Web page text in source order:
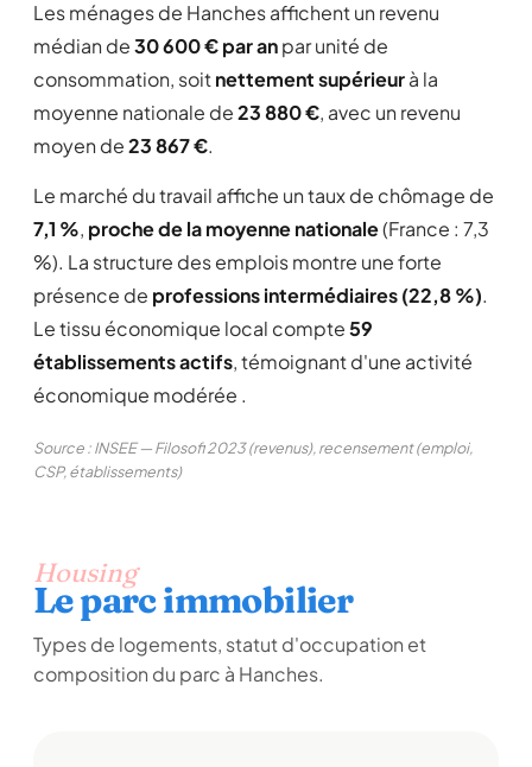
Les ménages de Hanches affichent un revenu
médian de30 600 € par anpar unité de
consommation, soitnettement supérieurà la
moyenne nationale de23 880 €, avec un revenu
moyen de23 867 €.
Le marché du travail affiche un taux de chômage de
7,1 %, proche de la moyenne nationale(France : 7,3
%). La structure des emplois montre une forte
présence de professions intermédiaires (22,8 %).
Le tissu économique local compte59
établissements actifs, témoignant d'une activité
économique modérée .
Source : INSEE — Filosofi 2023 (revenus), recensement (emploi,
CSP, établissements)
Housing
Le parc immobilier
Types de logements, statut d'occupation et
composition du parc à Hanches.